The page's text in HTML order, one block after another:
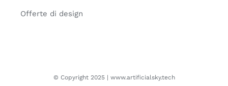
Offerte di design
© Copyright 2025 | www.artificialsky.tech